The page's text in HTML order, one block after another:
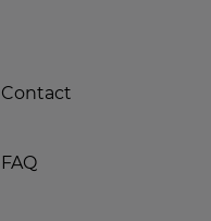
Contact
FAQ